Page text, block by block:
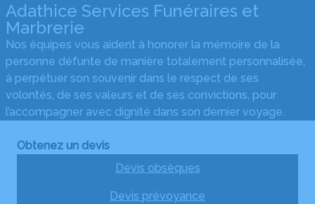
Adathice Services Funéraires et
Marbrerie
Nos équipes vous aident à honorer la mémoire de la
personne défunte de manière totalement personnalisée,
à perpétuer son souvenir dans le respect de ses
volontés, de ses valeurs et de ses convictions, pour
l’accompagner avec dignité dans son dernier voyage.
Obtenez un devis
Devis obsèques
Devis prévoyance